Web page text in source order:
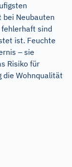
bei Neubauten
sind
ist. Feuchte
– sie
Risiko für
die Wohnqualität